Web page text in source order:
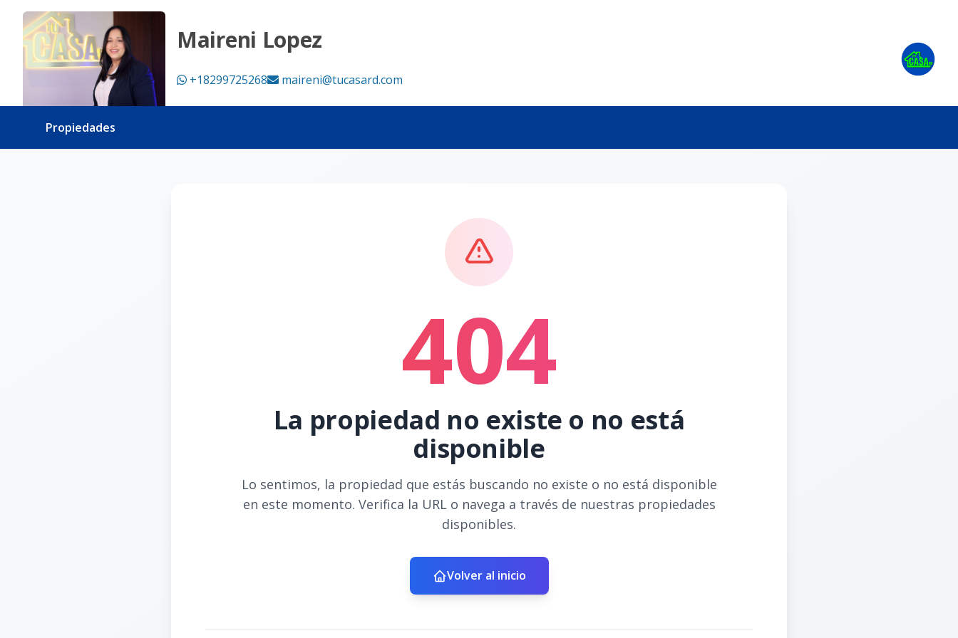
Maireni Lopez
+18299725268 maireni@tucasard.com
Propiedades
404
La propiedad no existe o no está
disponible
Lo sentimos, la propiedad que estás buscando no existe o no está disponible
en este momento. Verifica la URL o navega a través de nuestras propiedades
disponibles.
Volver al inicio
Página no encontrada - Tu Casa RD